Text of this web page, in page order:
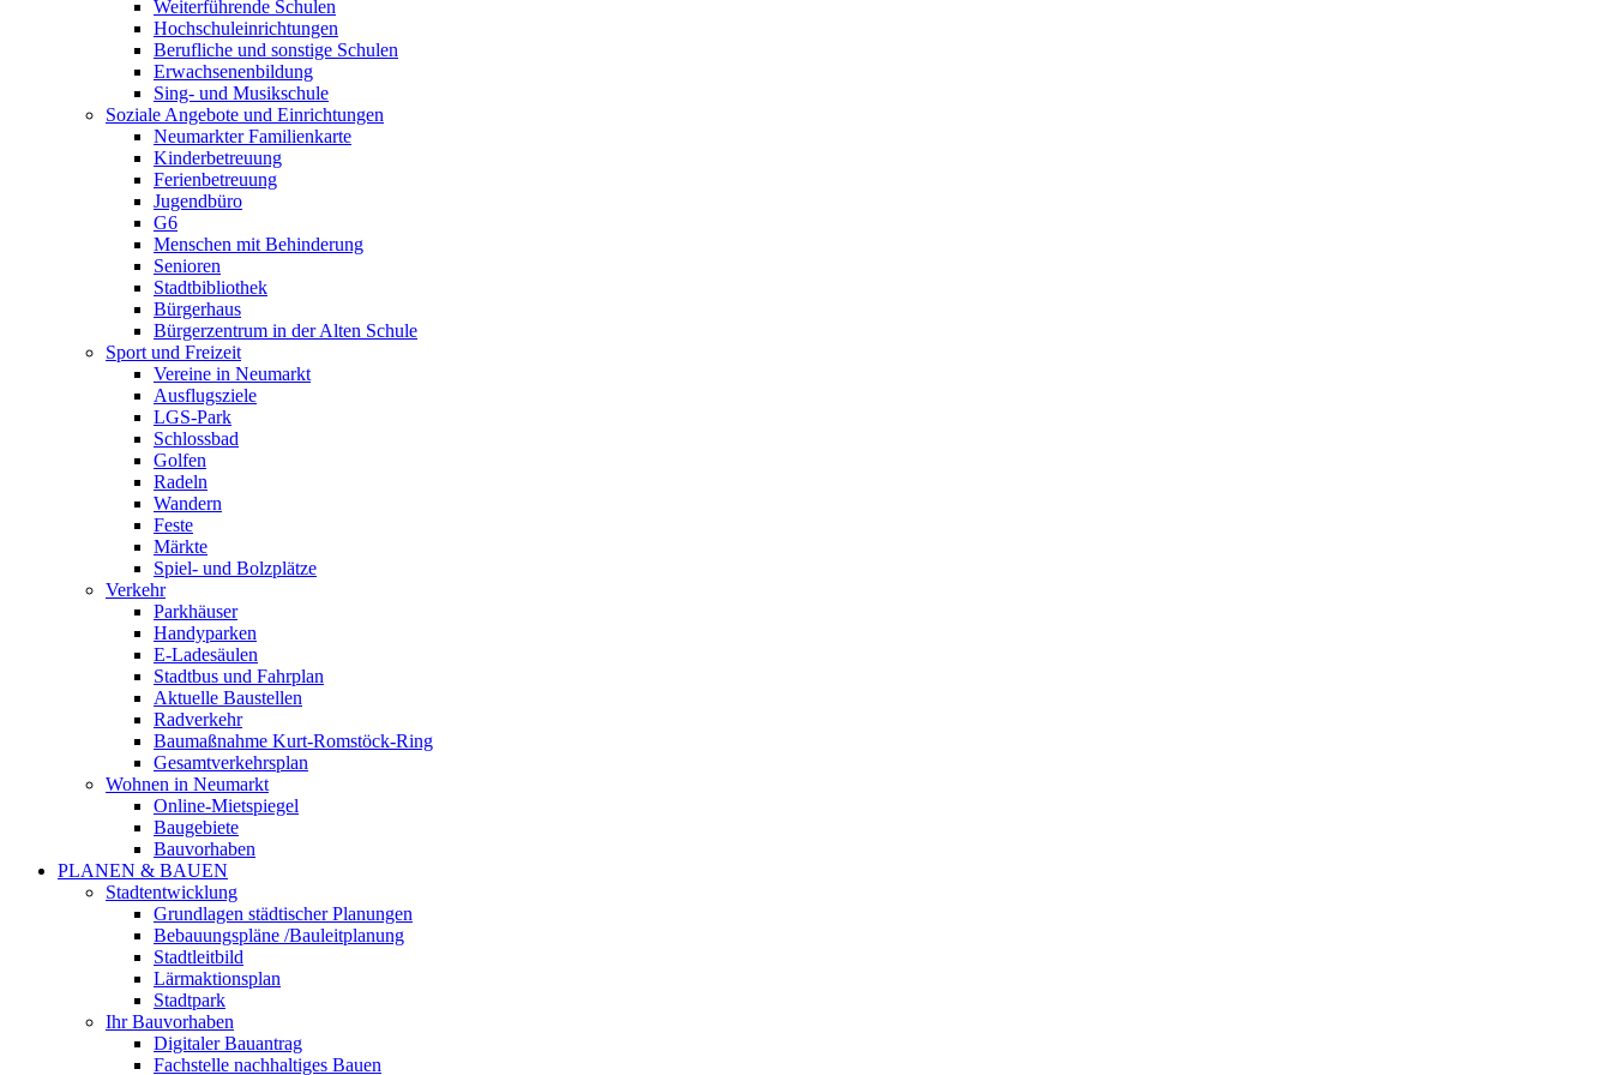
Weiterführende Schulen
Hochschuleinrichtungen
Berufliche und sonstige Schulen
Erwachsenenbildung
Sing- und Musikschule
Soziale Angebote und Einrichtungen
Neumarkter Familienkarte
Kinderbetreuung
Ferienbetreuung
Jugendbüro
G6
Menschen mit Behinderung
Senioren
Stadtbibliothek
Bürgerhaus
Bürgerzentrum in der Alten Schule
Sport und Freizeit
Vereine in Neumarkt
Ausflugsziele
LGS-Park
Schlossbad
Golfen
Radeln
Wandern
Feste
Märkte
Spiel- und Bolzplätze
Verkehr
Parkhäuser
Handyparken
E-Ladesäulen
Stadtbus und Fahrplan
Aktuelle Baustellen
Radverkehr
Baumaßnahme Kurt-Romstöck-Ring
Gesamtverkehrsplan
Wohnen in Neumarkt
Online-Mietspiegel
Baugebiete
Bauvorhaben
PLANEN & BAUEN
Stadtentwicklung
Grundlagen städtischer Planungen
Bebauungspläne /Bauleitplanung
Stadtleitbild
Lärmaktionsplan
Stadtpark
Ihr Bauvorhaben
Digitaler Bauantrag
Fachstelle nachhaltiges Bauen